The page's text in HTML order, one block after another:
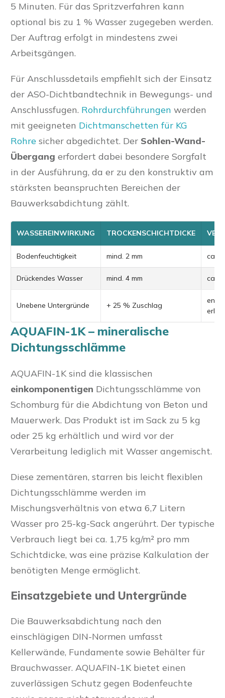
5 Minuten. Für das Spritzverfahren kann
optional bis zu 1 % Wasser zugegeben werden.
Der Auftrag erfolgt in mindestens zwei
Arbeitsgängen.
Für Anschlussdetails empfiehlt sich der Einsatz
der ASO-Dichtbandtechnik in Bewegungs- und
Anschlussfugen. Rohrdurchführungen werden
mit geeigneten Dichtmanschetten für KG
Rohre sicher abgedichtet. Der Sohlen-Wand-
Übergang erfordert dabei besondere Sorgfalt
in der Ausführung, da er zu den konstruktiv am
stärksten beanspruchten Bereichen der
Bauwerksabdichtung zählt.
WASSEREINWIRKUNG TROCKENSCHICHTDICKE
Bodenfeuchtigkeit mind. 2 mm ca.
Drückendes Wasser mind. 4 mm ca.
Unebene Untergründe + 25 % Zuschlag
AQUAFIN-1K – mineralische
Dichtungsschlämme
AQUAFIN-1K sind die klassischen
einkomponentigen Dichtungsschlämme von
Schomburg für die Abdichtung von Beton und
Mauerwerk. Das Produkt ist im Sack zu 5 kg
oder 25 kg erhältlich und wird vor der
Verarbeitung lediglich mit Wasser angemischt.
Diese zementären, starren bis leicht flexiblen
Dichtungsschlämme werden im
Mischungsverhältnis von etwa 6,7 Litern
Wasser pro 25-kg-Sack angerührt. Der typische
Verbrauch liegt bei ca. 1,75 kg/m² pro mm
Schichtdicke, was eine präzise Kalkulation der
benötigten Menge ermöglicht.
Einsatzgebiete und Untergründe
Die Bauwerksabdichtung nach den
einschlägigen DIN-Normen umfasst
Kellerwände, Fundamente sowie Behälter für
Brauchwasser. AQUAFIN-1K bietet einen
zuverlässigen Schutz gegen Bodenfeuchte